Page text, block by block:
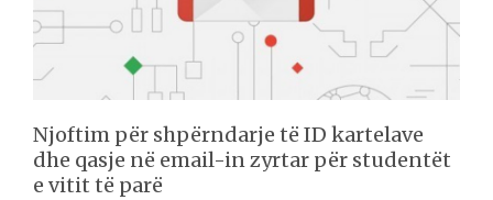
Njoftim për shpërndarje të ID kartelave
dhe qasje në email-in zyrtar për studentët
e vitit të parë